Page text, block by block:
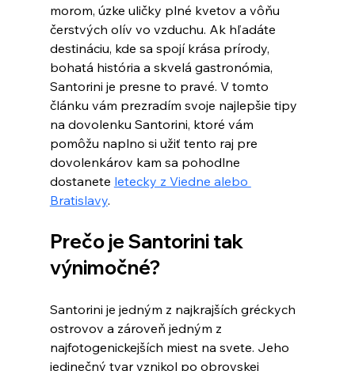
morom, úzke uličky plné kvetov a vôňu
čerstvých olív vo vzduchu. Ak hľadáte
destináciu, kde sa spojí krása prírody,
bohatá história a skvelá gastronómia,
Santorini je presne to pravé. V tomto
článku vám prezradím svoje najlepšie tipy
na dovolenku Santorini, ktoré vám
pomôžu naplno si užiť tento raj pre
dovolenkárov kam sa pohodlne
dostanete letecky z Viedne alebo
Bratislavy.
Prečo je Santorini tak
výnimočné?
Santorini je jedným z najkrajších gréckych
ostrovov a zároveň jedným z
najfotogenickejších miest na svete. Jeho
jedinečný tvar vznikol po obrovskej